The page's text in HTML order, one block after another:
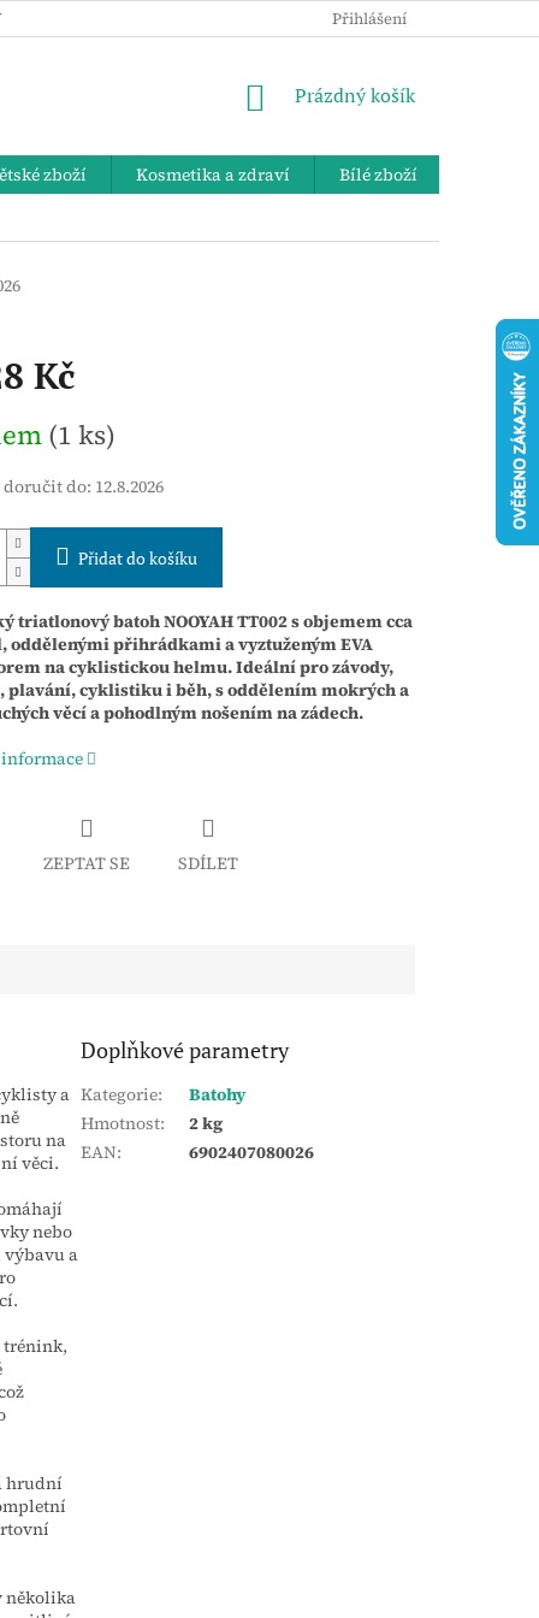
ÚDAJŮ ZPĚTNÝ ODBĚR
Přihlášení
NÁKUPNÍ
Prázdný košík
zboží Kosmetika a zdraví Bílé zboží
Kč
(1 ks)
doručit do: 12.8.2026
Přidat do košíku
triatlonový batoh NOOYAH TT002 s objemem cca
oddělenými přihrádkami a vyztuženým EVA
na cyklistickou helmu. Ideální pro závody,
plavání, cyklistiku i běh, s oddělením mokrých a
věcí a pohodlným nošením na zádech.
ZEPTAT SE SDÍLET
a
na
věci.
nebo
a
trénink,
hrudní
několika
Doplňkové parametry
Kategorie:
Batohy
Hmotnost:
2 kg
EAN: 6902407080026